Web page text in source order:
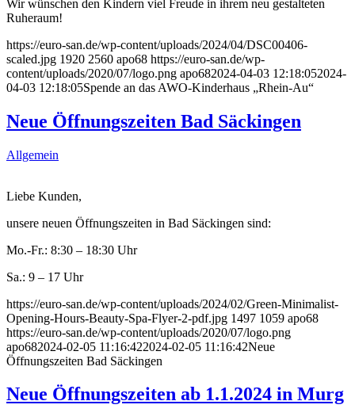
Wir wünschen den Kindern viel Freude in ihrem neu gestalteten
Ruheraum!
https://euro-san.de/wp-content/uploads/2024/04/DSC00406-
scaled.jpg 1920 2560 apo68 https://euro-san.de/wp-
content/uploads/2020/07/logo.png apo682024-04-03 12:18:052024-
04-03 12:18:05Spende an das AWO-Kinderhaus „Rhein-Au“
Neue Öffnungszeiten Bad Säckingen
Allgemein
Liebe Kunden,
unsere neuen Öffnungszeiten in Bad Säckingen sind:
Mo.-Fr.: 8:30 – 18:30 Uhr
Sa.: 9 – 17 Uhr
https://euro-san.de/wp-content/uploads/2024/02/Green-Minimalist-
Opening-Hours-Beauty-Spa-Flyer-2-pdf.jpg 1497 1059 apo68
https://euro-san.de/wp-content/uploads/2020/07/logo.png
apo682024-02-05 11:16:422024-02-05 11:16:42Neue
Öffnungszeiten Bad Säckingen
Neue Öffnungszeiten ab 1.1.2024 in Murg